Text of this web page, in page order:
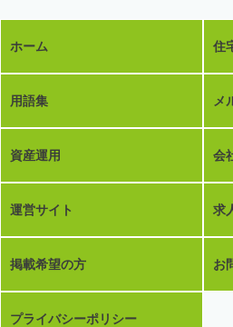
ホーム 住
用語集 メ
資産運用 会
運営サイト 求
掲載希望の方 お
プライバシーポリシー